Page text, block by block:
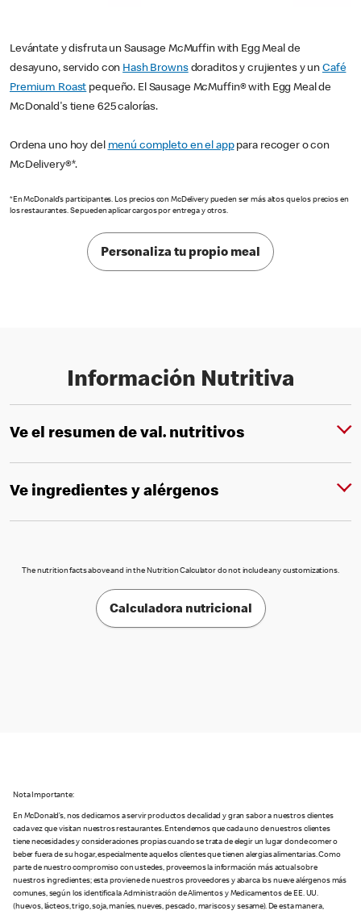
Levántate y disfruta un Sausage McMuffin with Egg Meal de
desayuno, servido con Hash Brownsdoraditos y crujientes y un Café
Premium Roast pequeño. El Sausage McMuffin® with Egg Meal de
McDonald's tiene 625 calorías.
Ordena uno hoy del menú completo en el apppara recoger o con
McDelivery®*.
*En McDonald’s participantes. Los precios con McDelivery pueden ser más altos que los precios en
los restaurantes. Se pueden aplicar cargos por entrega y otros.
Personaliza tu propio meal
Información Nutritiva
Ve el resumen de val. nutritivos
Ve ingredientes y alérgenos
The nutrition facts above and in the Nutrition Calculator do not include any customizations.
Calculadora nutricional
Nota Importante:
En McDonald’s, nos dedicamos a servir productos de calidad y gran sabor a nuestros clientes
cada vez que visitan nuestros restaurantes. Entendemos que cada uno de nuestros clientes
tiene necesidades y consideraciones propias cuando se trata de elegir un lugar donde comer o
beber fuera de su hogar, especialmente aquellos clientes que tienen alergias alimentarias. Como
parte de nuestro compromiso con ustedes, proveemos la información más actual sobre
nuestros ingredientes; esta proviene de nuestros proveedores y abarca los nueve alérgenos más
comunes, según los identifica la Administración de Alimentos y Medicamentos de EE. UU.
(huevos, lácteos, trigo, soja, maníes, nueves, pescado, mariscos y sesame). De esta manera,